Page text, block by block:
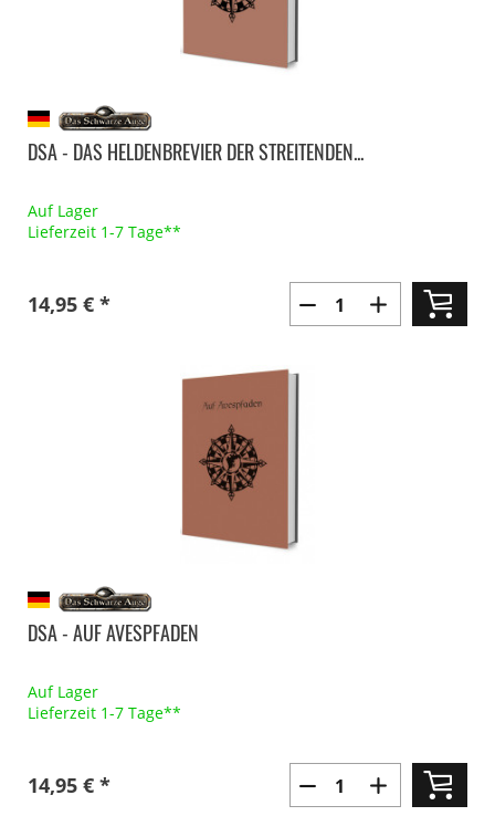
DSA - DAS HELDENBREVIER DER STREITENDEN...
Auf Lager
Lieferzeit 1-7 Tage**
14,95 € *
DSA - AUF AVESPFADEN
Auf Lager
Lieferzeit 1-7 Tage**
14,95 € *